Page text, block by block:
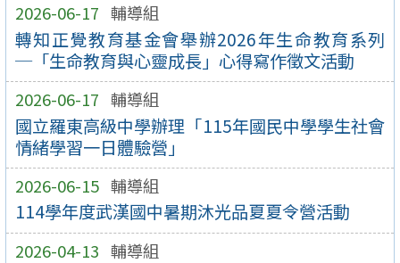
2026-06-17 輔導組
轉知正覺教育基金會舉辦2026年生命教育系列
─「生命教育與心靈成長」心得寫作徵文活動
2026-06-17 輔導組
國立羅東高級中學辦理「115年國民中學學生社會
情緒學習一日體驗營」
2026-06-15 輔導組
114學年度武漢國中暑期沐光品夏夏令營活動
2026-04-13 輔導組